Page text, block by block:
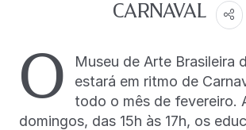
CARNAVAL
O
Museu de Arte Brasileira
estará em ritmo de
todo o mês de fevereiro.
domingos, das 15h às 17h, os